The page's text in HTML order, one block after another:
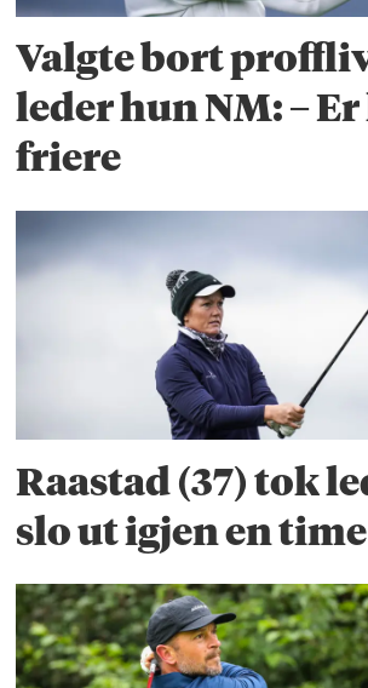
Valgte bort
leder hun NM: –
friere
Raastad (37) tok
slo ut igjen en